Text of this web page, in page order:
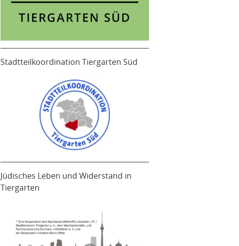
Stadtteilkoordination Tiergarten Süd
Jüdisches Leben und Widerstand in
Tiergarten